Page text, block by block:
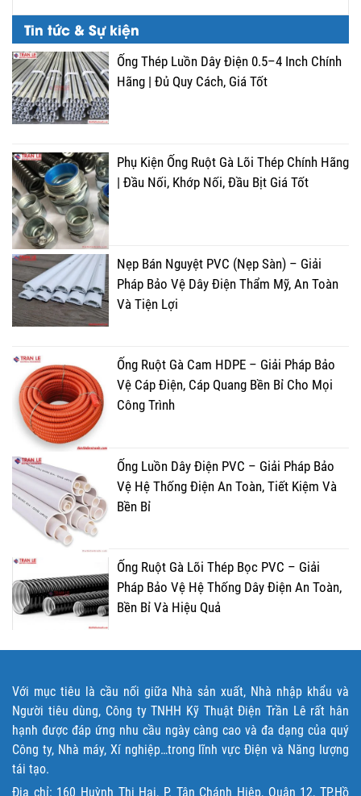
Tin tức & Sự kiện
Ống Thép Luồn Dây Điện 0.5–4 Inch Chính
Hãng | Đủ Quy Cách, Giá Tốt
Phụ Kiện Ống Ruột Gà Lõi Thép Chính Hãng
| Đầu Nối, Khớp Nối, Đầu Bịt Giá Tốt
Nẹp Bán Nguyệt PVC (Nẹp Sàn) – Giải
Pháp Bảo Vệ Dây Điện Thẩm Mỹ, An Toàn
Và Tiện Lợi
Ống Ruột Gà Cam HDPE – Giải Pháp Bảo
Vệ Cáp Điện, Cáp Quang Bền Bỉ Cho Mọi
Công Trình
Ống Luồn Dây Điện PVC – Giải Pháp Bảo
Vệ Hệ Thống Điện An Toàn, Tiết Kiệm Và
Bền Bỉ
Ống Ruột Gà Lõi Thép Bọc PVC – Giải
Pháp Bảo Vệ Hệ Thống Dây Điện An Toàn,
Bền Bỉ Và Hiệu Quả
Với mục tiêu là cầu nối giữa Nhà sản xuất, Nhà nhập khẩu và
Người tiêu dùng, Công ty TNHH Kỹ Thuật Điện Trần Lê rất hân
hạnh được đáp ứng nhu cầu ngày càng cao và đa dạng của quý
Công ty, Nhà máy, Xí nghiệp…trong lĩnh vực Điện và Năng lượng
tái tạo.
Địa chỉ: 160 Huỳnh Thị Hai, P. Tân Chánh Hiệp, Quận 12, TP.Hồ